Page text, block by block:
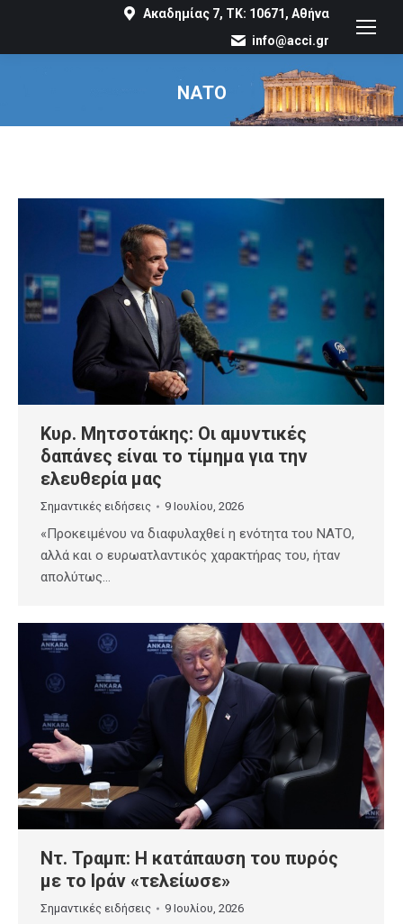
Ακαδημίας 7, ΤΚ: 10671, Αθήνα
info@acci.gr
ΝΑΤΟ
You are here:
Κυρ. Μητσοτάκης: Οι αμυντικές
δαπάνες είναι το τίμημα για την
ελευθερία μας
Σημαντικές ειδήσεις 9 Ιουλίου, 2026
«Προκειμένου να διαφυλαχθεί η ενότητα του ΝΑΤΟ,
αλλά και ο ευρωατλαντικός χαρακτήρας του, ήταν
απολύτως…
Ντ. Τραμπ: Η κατάπαυση του πυρός
με το Ιράν «τελείωσε»
Σημαντικές ειδήσεις 9 Ιουλίου, 2026